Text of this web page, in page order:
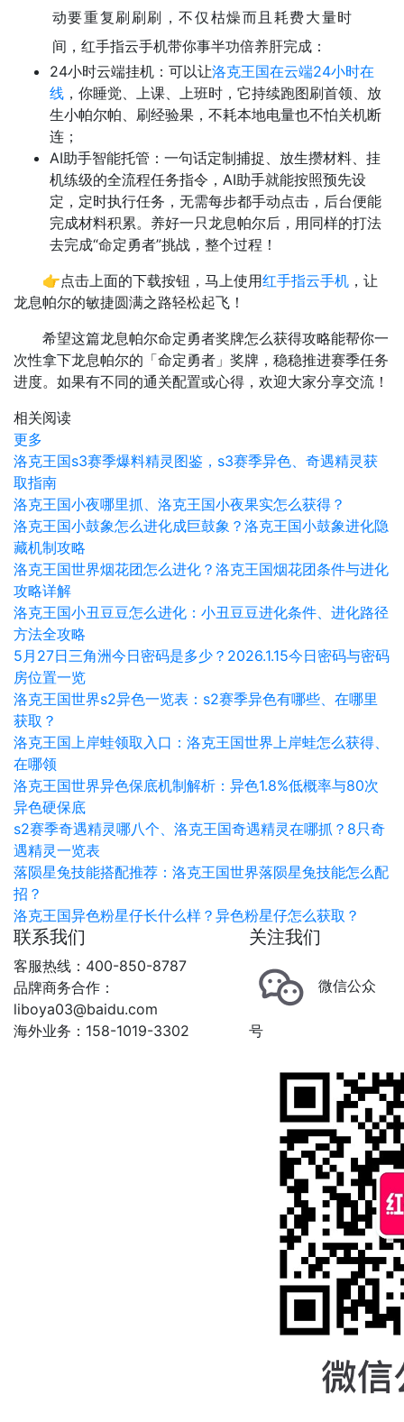
动要重复刷刷刷，不仅枯燥而且耗费大量时
间，红手指云手机带你事半功倍养肝完成：
24小时云端挂机：可以让洛克王国在云端24小时在
线 ，你睡觉、上课、上班时，它持续跑图刷首领、放
生小帕尔帕、刷经验果，不耗本地电量也不怕关机断
连；
AI助手智能托管：一句话定制捕捉、放生攒材料、挂
机练级的全流程任务指令，AI助手就能按照预先设
定，定时执行任务，无需每步都手动点击，后台便能
完成材料积累。养好一只龙息帕尔后，用同样的打法
去完成“命定勇者”挑战，整个过程！
👉点击上面的下载按钮，马上使用红手指云手机 ，让
龙息帕尔的敏捷圆满之路轻松起飞！
希望这篇龙息帕尔命定勇者奖牌怎么获得攻略能帮你一
次性拿下龙息帕尔的「命定勇者」奖牌，稳稳推进赛季任务
进度。如果有不同的通关配置或心得，欢迎大家分享交流！
相关阅读
更多
洛克王国s3赛季爆料精灵图鉴，s3赛季异色、奇遇精灵获
取指南
洛克王国小夜哪里抓、洛克王国小夜果实怎么获得？
洛克王国小鼓象怎么进化成巨鼓象？洛克王国小鼓象进化隐
藏机制攻略
洛克王国世界烟花团怎么进化？洛克王国烟花团条件与进化
攻略详解
洛克王国小丑豆豆怎么进化：小丑豆豆进化条件、进化路径
方法全攻略
5月27日三角洲今日密码是多少？2026.1.15今日密码与密码
房位置一览
洛克王国世界s2异色一览表：s2赛季异色有哪些、在哪里
获取？
洛克王国上岸蛙领取入口：洛克王国世界上岸蛙怎么获得、
在哪领
洛克王国世界异色保底机制解析：异色1.8%低概率与80次
异色硬保底
s2赛季奇遇精灵哪八个、洛克王国奇遇精灵在哪抓？8只奇
遇精灵一览表
落陨星兔技能搭配推荐：洛克王国世界落陨星兔技能怎么配
招？
洛克王国异色粉星仔长什么样？异色粉星仔怎么获取？
联系我们
客服热线：400-850-8787
品牌商务合作：
liboya03@baidu.com
海外业务：158-1019-3302
关注我们
微信公众
号